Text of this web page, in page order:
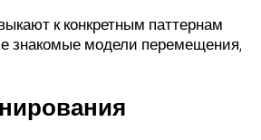
к конкретным паттернам
знакомые модели перемещения,